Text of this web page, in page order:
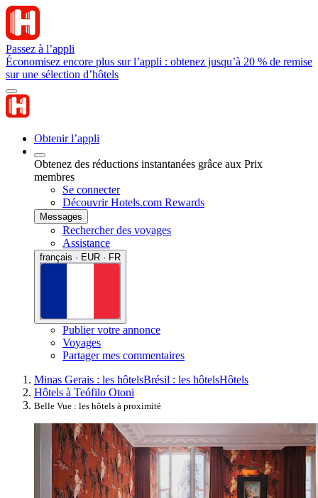
Passez à l’appli
Économisez encore plus sur l’appli : obtenez jusqu’à 20 % de remise
sur une sélection d’hôtels
Obtenir l’appli
Obtenez des réductions instantanées grâce aux Prix
membres
Se connecter
Découvrir Hotels.com Rewards
Messages
Rechercher des voyages
Assistance
français · EUR · FR
Publier votre annonce
Voyages
Partager mes commentaires
Minas Gerais : les hôtelsBrésil : les hôtelsHôtels
Hôtels à Teófilo Otoni
Belle Vue : les hôtels à proximité